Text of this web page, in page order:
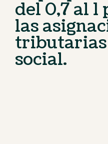
del 0,7 al
las
social.